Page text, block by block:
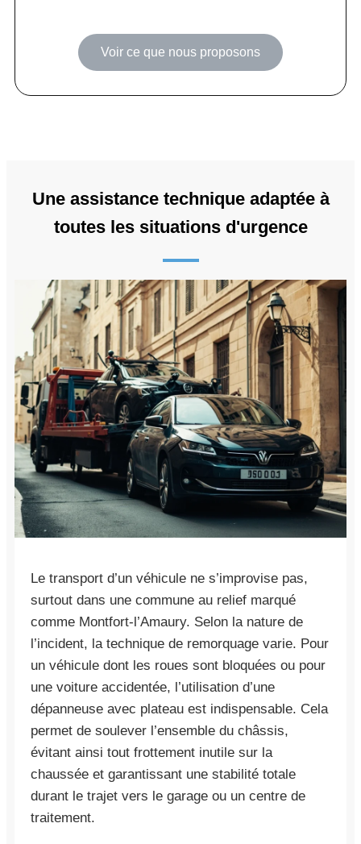
Voir ce que nous proposons
Une assistance technique adaptée à
toutes les situations d'urgence
Le transport d’un véhicule ne s’improvise pas,
surtout dans une commune au relief marqué
comme Montfort-l’Amaury. Selon la nature de
l’incident, la technique de remorquage varie. Pour
un véhicule dont les roues sont bloquées ou pour
une voiture accidentée, l’utilisation d’une
dépanneuse avec plateau est indispensable. Cela
permet de soulever l’ensemble du châssis,
évitant ainsi tout frottement inutile sur la
chaussée et garantissant une stabilité totale
durant le trajet vers le garage ou un centre de
traitement.